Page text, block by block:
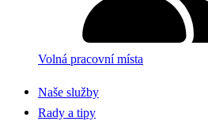
Volná pracovní místa
Naše služby
Rady a tipy